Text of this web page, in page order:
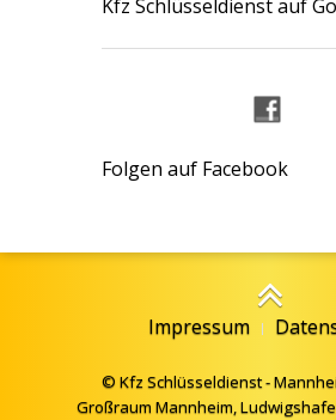
Kfz Schlüsseldienst auf
Folgen auf Facebook
Impressum
© Kfz Schlüsseldienst -
Großraum Mannheim,